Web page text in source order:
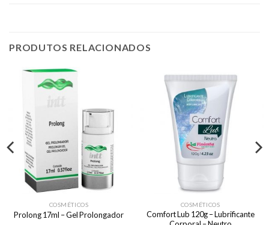
PRODUTOS RELACIONADOS
COSMÉTICOS
Prolong 17ml – Gel Prolongador
COSMÉTICOS
Comfort Lub 120g – Lubrificante